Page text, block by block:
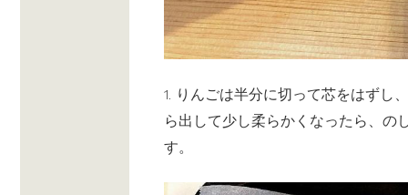
1. りんごは半分に切って芯をはずし
ら出して少し柔らかくなったら、の
す。